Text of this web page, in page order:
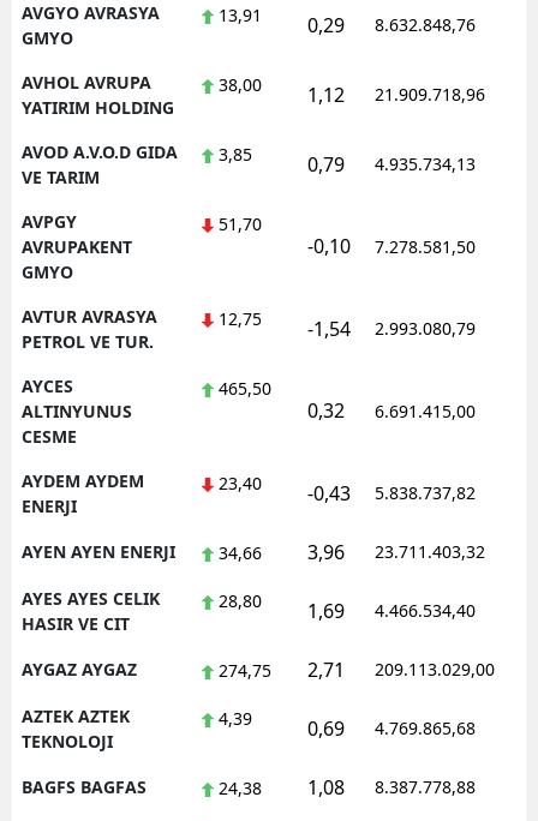
AVGYO AVRASYA
GMYO
13,91 0,29 8.632.848,76
AVHOL AVRUPA
YATIRIM HOLDING
38,00 1,12 21.909.718,96
AVOD A.V.O.D GIDA
VE TARIM
3,85 0,79 4.935.734,13
AVPGY
AVRUPAKENT
GMYO
51,70
-0,10 7.278.581,50
AVTUR AVRASYA
PETROL VE TUR.
12,75 -1,54 2.993.080,79
AYCES
ALTINYUNUS
CESME
465,50
0,32 6.691.415,00
AYDEM AYDEM
ENERJI
23,40 -0,43 5.838.737,82
AYEN AYEN ENERJI 34,66 3,96 23.711.403,32
AYES AYES CELIK
HASIR VE CIT
28,80 1,69 4.466.534,40
AYGAZ AYGAZ 274,75 2,71 209.113.029,00
AZTEK AZTEK
TEKNOLOJI
4,39 0,69 4.769.865,68
BAGFS BAGFAS 24,38 1,08 8.387.778,88